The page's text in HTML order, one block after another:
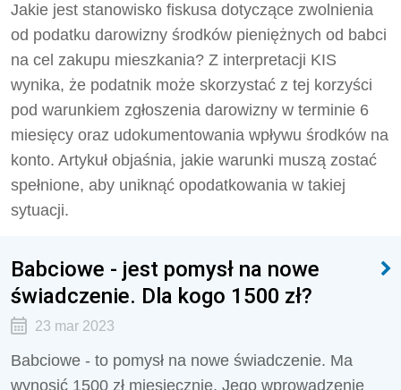
Jakie jest stanowisko fiskusa dotyczące zwolnienia
od podatku darowizny środków pieniężnych od babci
na cel zakupu mieszkania? Z interpretacji KIS
wynika, że podatnik może skorzystać z tej korzyści
pod warunkiem zgłoszenia darowizny w terminie 6
miesięcy oraz udokumentowania wpływu środków na
konto. Artykuł objaśnia, jakie warunki muszą zostać
spełnione, aby uniknąć opodatkowania w takiej
sytuacji.
Babciowe - jest pomysł na nowe
świadczenie. Dla kogo 1500 zł?
23 mar 2023
Babciowe - to pomysł na nowe świadczenie. Ma
wynosić 1500 zł miesięcznie. Jego wprowadzenie